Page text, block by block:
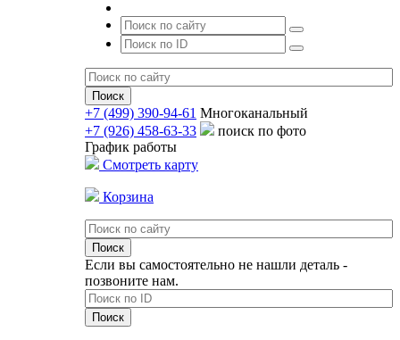
+7 (499) 390-94-61 Многоканальный
+7 (926) 458-63-33
поиск по фото
График работы
Смотреть карту
Корзина
Если вы самостоятельно не нашли деталь -
позвоните нам.